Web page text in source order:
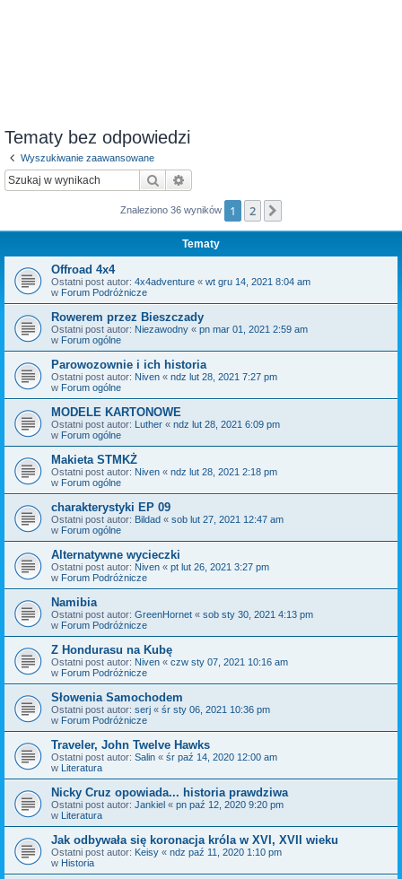
Tematy bez odpowiedzi
Wyszukiwanie zaawansowane
Szukaj
Znaleziono 36 wyników 1 2
Tematy
Offroad 4x4
Ostatni post autor: 4x4adventure « wt gru 14, 2021 8:04 am
w Forum Podróżnicze
Rowerem przez Bieszczady
Ostatni post autor: Niezawodny « pn mar 01, 2021 2:59 am
w Forum ogólne
Parowozownie i ich historia
Ostatni post autor: Niven « ndz lut 28, 2021 7:27 pm
w Forum ogólne
MODELE KARTONOWE
Ostatni post autor: Luther « ndz lut 28, 2021 6:09 pm
w Forum ogólne
Makieta STMKŻ
Ostatni post autor: Niven « ndz lut 28, 2021 2:18 pm
w Forum ogólne
charakterystyki EP 09
Ostatni post autor: Bildad « sob lut 27, 2021 12:47 am
w Forum ogólne
Alternatywne wycieczki
Ostatni post autor: Niven « pt lut 26, 2021 3:27 pm
w Forum Podróżnicze
Namibia
Ostatni post autor: GreenHornet « sob sty 30, 2021 4:13 pm
w Forum Podróżnicze
Z Hondurasu na Kubę
Ostatni post autor: Niven « czw sty 07, 2021 10:16 am
w Forum Podróżnicze
Słowenia Samochodem
Ostatni post autor: serj « śr sty 06, 2021 10:36 pm
w Forum Podróżnicze
Traveler, John Twelve Hawks
Ostatni post autor: Salin « śr paź 14, 2020 12:00 am
w Literatura
Nicky Cruz opowiada... historia prawdziwa
Ostatni post autor: Jankiel « pn paź 12, 2020 9:20 pm
w Literatura
Jak odbywała się koronacja króla w XVI, XVII wieku
Ostatni post autor: Keisy « ndz paź 11, 2020 1:10 pm
w Historia